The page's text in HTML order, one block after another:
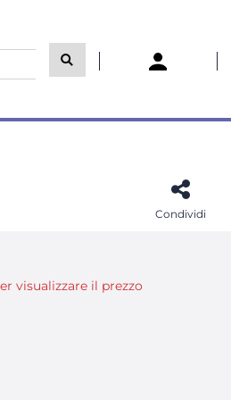
Condividi
visualizzare il prezzo